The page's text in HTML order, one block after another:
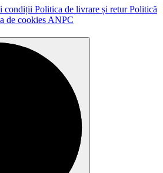
condiții Politica de livrare și returPolitică
de cookies ANPC